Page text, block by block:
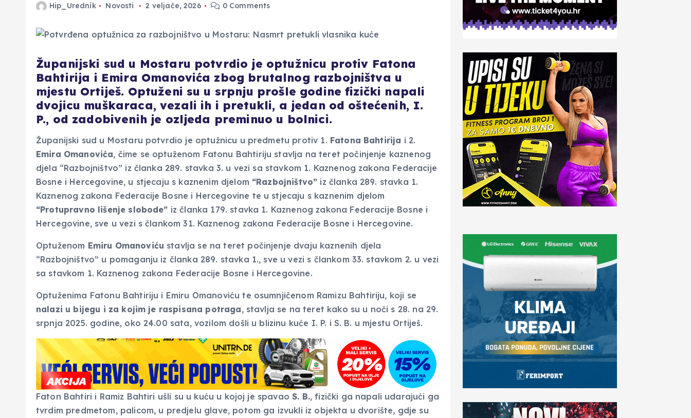
Hip_Urednik Novosti 2 veljače, 2026 0 Comments
Županijski sud u Mostaru potvrdio je optužnicu protiv Fatona
Bahtirija i Emira Omanovića zbog brutalnog razbojništva u
mjestu Ortiješ. Optuženi su u srpnju prošle godine fizički napali
dvojicu muškaraca, vezali ih i pretukli, a jedan od oštećenih, I.
P., od zadobivenih je ozljeda preminuo u bolnici.
Županijski sud u Mostaru potvrdio je optužnicu u predmetu protiv 1. Fatona Bahtirija i 2.
Emira Omanovića, čime se optuženom Fatonu Bahtiriju stavlja na teret počinjenje kaznenog
djela “Razbojništvo” iz članka 289. stavka 3. u vezi sa stavkom 1. Kaznenog zakona Federacije
Bosne i Hercegovine, u stjecaju s kaznenim djelom “Razbojništvo” iz članka 289. stavka 1.
Kaznenog zakona Federacije Bosne i Hercegovine te u stjecaju s kaznenim djelom
“Protupravno lišenje slobode” iz članka 179. stavka 1. Kaznenog zakona Federacije Bosne i
Hercegovine, sve u vezi s člankom 31. Kaznenog zakona Federacije Bosne i Hercegovine.
Optuženom Emiru Omanoviću stavlja se na teret počinjenje dvaju kaznenih djela
“Razbojništvo” u pomaganju iz članka 289. stavka 1., sve u vezi s člankom 33. stavkom 2. u vezi
sa stavkom 1. Kaznenog zakona Federacije Bosne i Hercegovine.
Optuženima Fatonu Bahtiriju i Emiru Omanoviću te osumnjičenom Ramizu Bahtiriju, koji se
nalazi u bijegu i za kojim je raspisana potraga, stavlja se na teret kako su u noći s 28. na 29.
srpnja 2025. godine, oko 24.00 sata, vozilom došli u blizinu kuće I. P. i S. B. u mjestu Ortiješ.
Faton Bahtiri i Ramiz Bahtiri ušli su u kuću u kojoj je spavaoS. B., fizički ga napali udarajući ga
tvrdim predmetom, palicom, u predjelu glave, potom ga izvukli iz objekta u dvorište, gdje su